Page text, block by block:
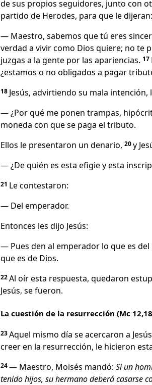
de sus propios seguidores, junto con
partido de Herodes, para que le dijeran:
— Maestro, sabemos que tú eres
verdad a vivir como Dios quiere; no te
juzgas a la gente por las apariencias. 17
¿estamos o no obligados a pagar
18 Jesús, advirtiendo su mala intención,
— ¿Por qué me ponen trampas,
moneda con que se paga el tributo.
Ellos le presentaron un denario, 20y
— ¿De quién es esta efigie y esta
21 Le contestaron:
— Del emperador.
Entonces les dijo Jesús:
— Pues den al emperador lo que es del
que es de Dios.
22Al oír esta respuesta, quedaron
Jesús, se fueron.
La cuestión de la resurrección (Mc
23Aquel mismo día se acercaron a
creer en la resurrección, le hicieron
24— Maestro, Moisés mandó: Si un
tenido hijos, su hermano deberá casarse